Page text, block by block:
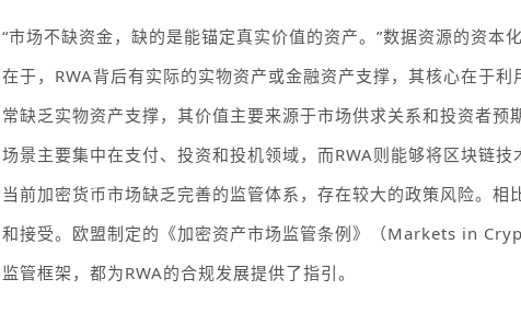
“市场不缺资金，缺的是能锚定真实价值的资产。”数据资源的资本
在于， RWA背后有实际的实物资产或金融资产支撑，其核心在于
常缺乏实物资产支撑，其价值主要来源于市场供求关系和投资者
场景主要集中在支付、投资和投机领域，而RWA则能够将区块链技
当前加密货币市场缺乏完善的监管体系，存在较大的政策风险。相
和接受。欧盟制定的《加密资产市场监管条例》（Markets in
监管框架，都为RWA的合规发展提供了指引。